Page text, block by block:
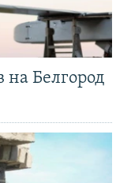
на Белгород